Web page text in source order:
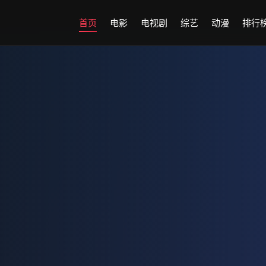
首页 电影 电视剧 综艺 动漫 排行